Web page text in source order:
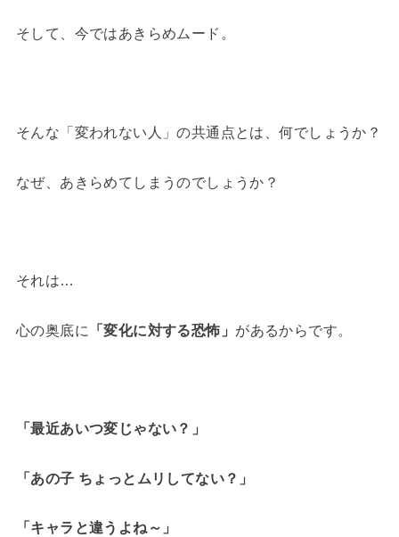
そして、今ではあきらめムード。
そんな「変われない人」の共通点とは、何でしょうか？
なぜ、あきらめてしまうのでしょうか？
それは…
心の奥底に 「変化に対する恐怖」 があるからです。
「最近あいつ変じゃない？」
「あの子 ちょっとムリしてない？」
「キャラと違うよね～」